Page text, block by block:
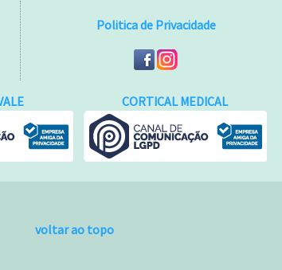
Politica de Privacidade
CORTICAL MEDICAL
voltar ao topo